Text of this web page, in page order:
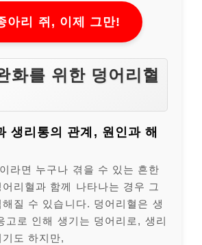
아리 쥐, 이제 그만!
화를 위한 덩어리혈
생리통의 관계, 원인과 해
라면 누구나 겪을 수 있는 흔한
리혈과 함께 나타나는 경우 그
질 수 있습니다. 덩어리혈은 생
고로 인해 생기는 덩어리로, 생리
도 하지만,